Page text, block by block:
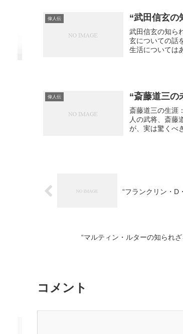
偉人伝 “武田信玄の
武田信玄の知ら
玄についての話
生活については
偉人伝 “斎藤道三の
斎藤道三の生涯
人の武将、斎藤
が、実は驚くべ
“フランクリン・D
“マルティン・ルターの知られ
コメント